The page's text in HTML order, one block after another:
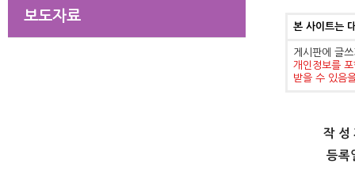
보도자료
본 사이트는
게시판에 글
개인정보를
받을 수 있음
작 성
등록